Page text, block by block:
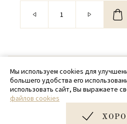
© 2020 - 2026
+ 7 (918)
Мы используем cookies для
большего удобства его
использовать сайт, Вы выражаете
файлов cookies